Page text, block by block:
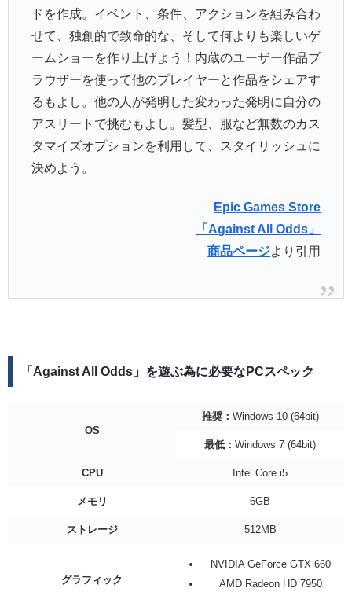
ドを作成。イベント、条件、アクションを組み合わ
せて、独創的で致命的な、そして何よりも楽しいゲ
ームショーを作り上げよう！内蔵のユーザー作品ブ
ラウザーを使って他のプレイヤーと作品をシェアす
るもよし。他の人が発明した変わった発明に自分の
アスリートで挑むもよし。髪型、服など無数のカス
タマイズオプションを利用して、スタイリッシュに
決めよう。
Epic Games Store
「Against All Odds」
商品ページより引用
「Against All Odds」を遊ぶ為に必要なPCスペック
OS
推奨： Windows 10 (64bit)
最低： Windows 7 (64bit)
CPU Intel Core i5
メモリ 6GB
ストレージ 512MB
グラフィック
NVIDIA GeForce GTX 660
AMD Radeon HD 7950